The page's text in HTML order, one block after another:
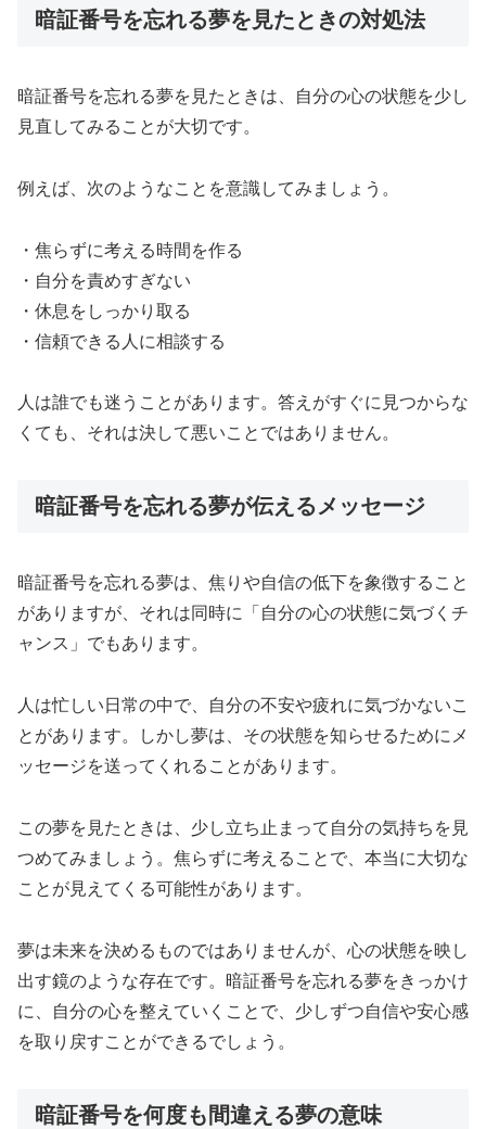
暗証番号を忘れる夢を見たときの対処法
暗証番号を忘れる夢を見たときは、自分の心の状態を少し
見直してみることが大切です。
例えば、次のようなことを意識してみましょう。
・焦らずに考える時間を作る
・自分を責めすぎない
・休息をしっかり取る
・信頼できる人に相談する
人は誰でも迷うことがあります。答えがすぐに見つからな
くても、それは決して悪いことではありません。
暗証番号を忘れる夢が伝えるメッセージ
暗証番号を忘れる夢は、焦りや自信の低下を象徴すること
がありますが、それは同時に「自分の心の状態に気づくチ
ャンス」でもあります。
人は忙しい日常の中で、自分の不安や疲れに気づかないこ
とがあります。しかし夢は、その状態を知らせるためにメ
ッセージを送ってくれることがあります。
この夢を見たときは、少し立ち止まって自分の気持ちを見
つめてみましょう。焦らずに考えることで、本当に大切な
ことが見えてくる可能性があります。
夢は未来を決めるものではありませんが、心の状態を映し
出す鏡のような存在です。暗証番号を忘れる夢をきっかけ
に、自分の心を整えていくことで、少しずつ自信や安心感
を取り戻すことができるでしょう。
暗証番号を何度も間違える夢の意味